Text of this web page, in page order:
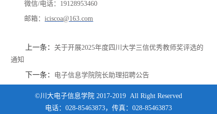
微信/电话： 19128953460
邮箱：iciscoa@163.com
上一条： 关于开展2025年度四川大学三信优秀教师奖评选的
通知
下一条： 电子信息学院院长助理招聘公告
©川大电子信息学院 2017-2019 All Right Reserved
电话：028-85463873，传真：028-85463873